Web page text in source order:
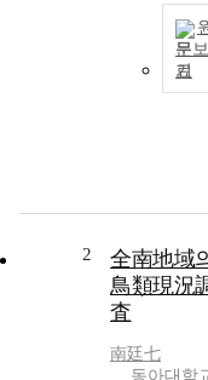
문보
기
2
全南地域
鳥類現況
査
南廷七
동아대학